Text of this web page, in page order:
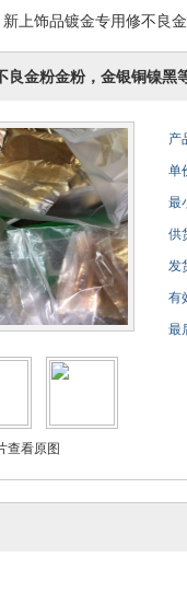
新上饰品镀金专用修不良
良金粉金粉，金银铜镍黑
查看原图
产
单
最
供
发
有
最